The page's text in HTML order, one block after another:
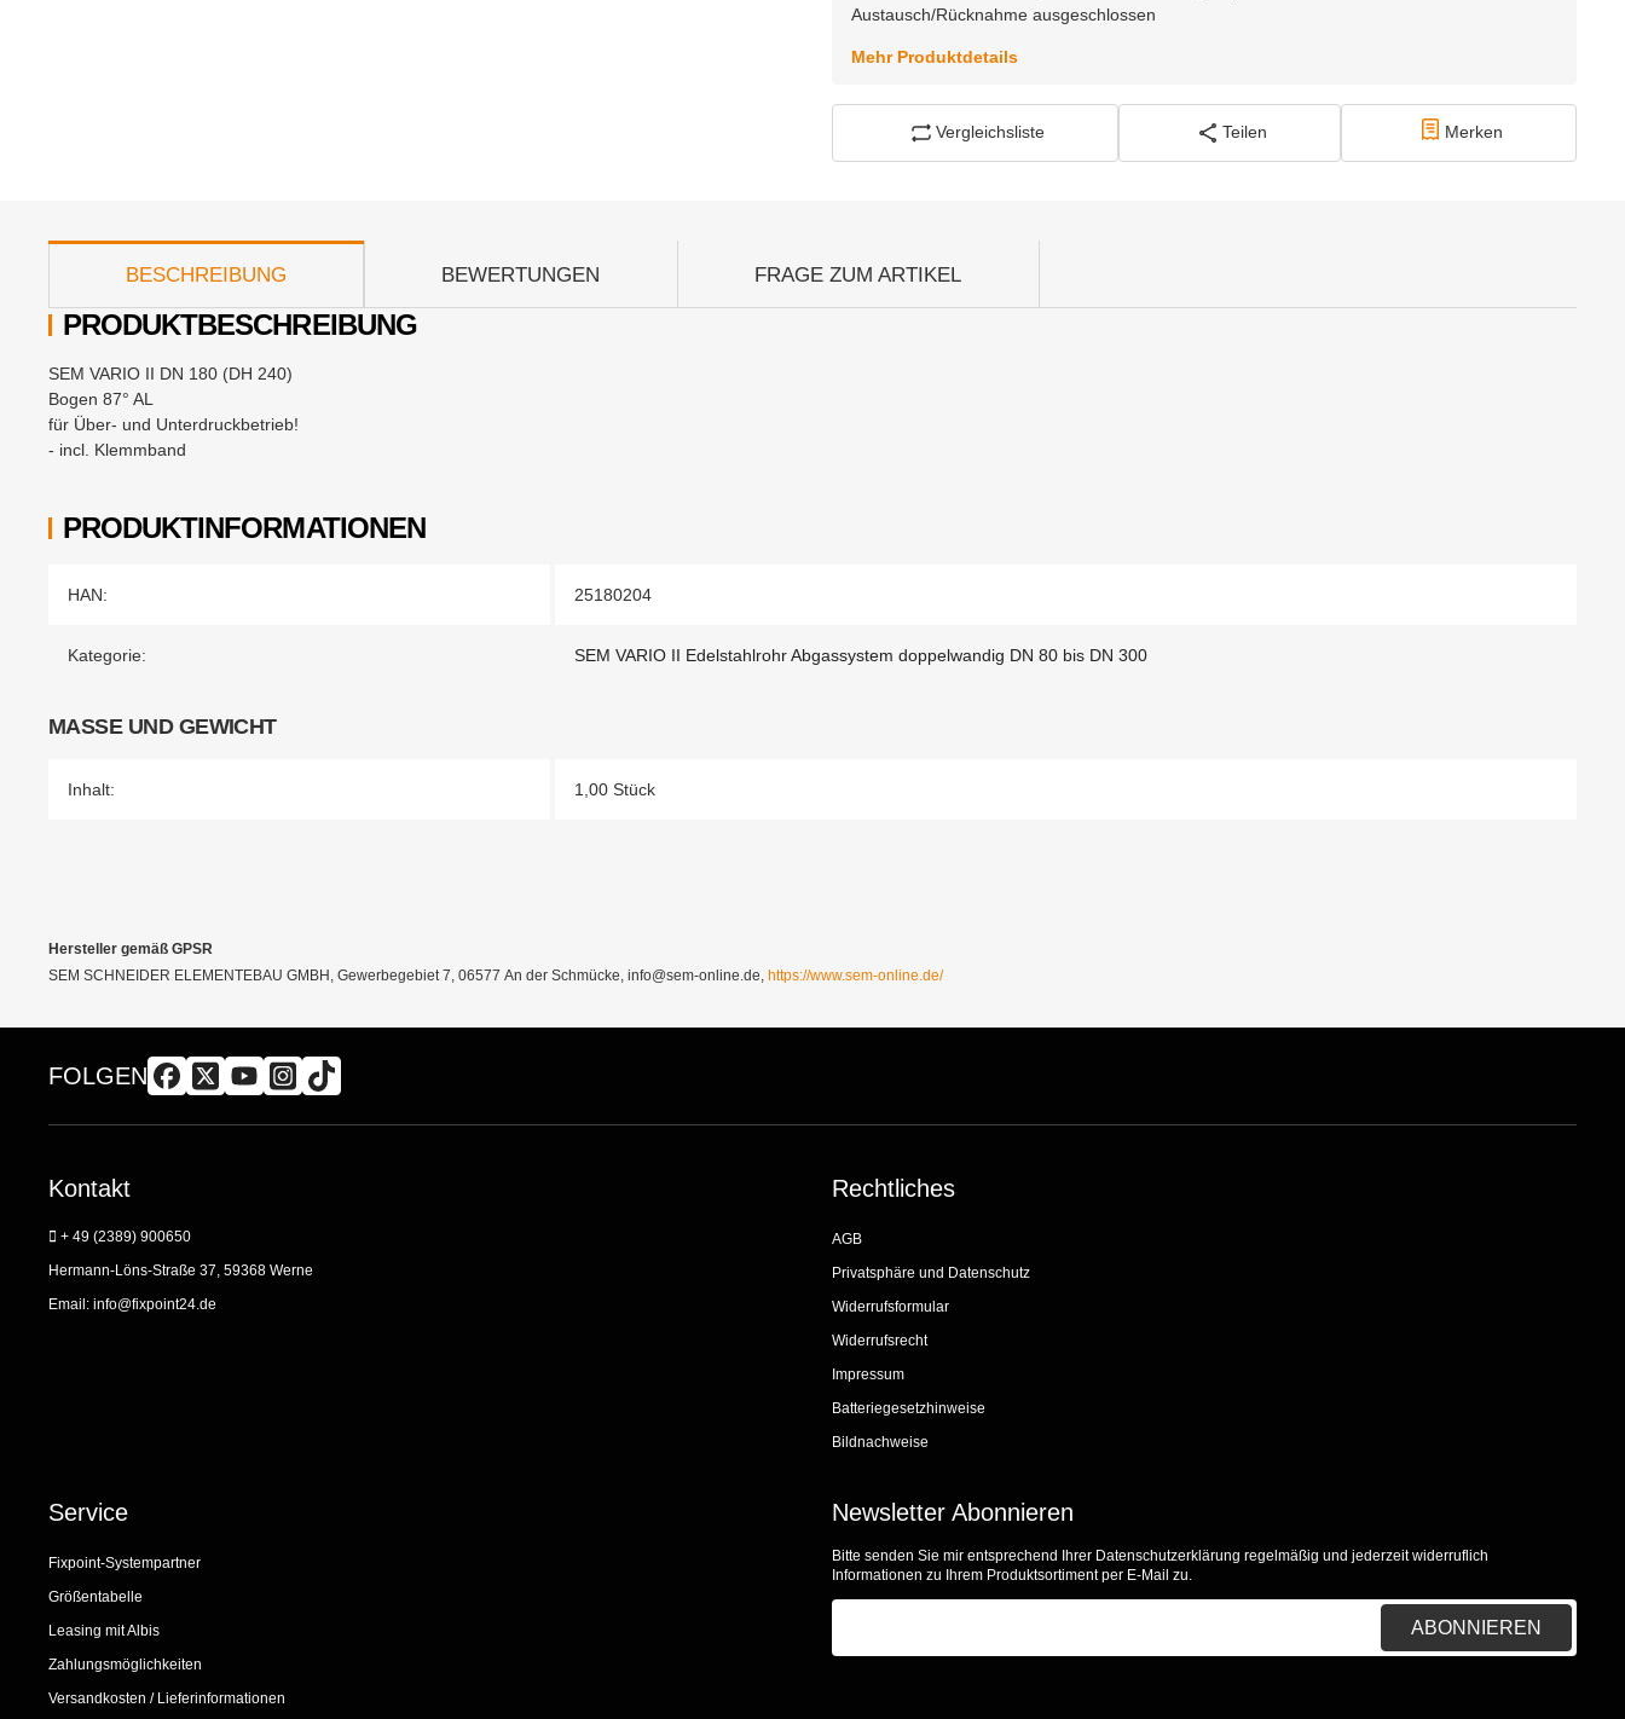
Austausch/Rücknahme ausgeschlossen
Mehr Produktdetails
Vergleichsliste Teilen Merken
weitere Registerkarten anzeigen
BESCHREIBUNG BEWERTUNGEN FRAGE ZUM ARTIKEL
PRODUKTINFORMATIONEN
Produkteigenschaft
Wert
HAN: 25180204
Kategorie: SEM VARIO II Edelstahlrohr Abgassystem doppelwandig DN 80 bis DN 300
MASSE UND GEWICHT
Inhalt: 1,00 Stück
PRODUKTBESCHREIBUNG
SEM VARIO II DN 180 (DH 240)
Bogen 87° AL
für Über- und Unterdruckbetrieb!
- incl. Klemmband
Hersteller gemäß GPSR
SEM SCHNEIDER ELEMENTEBAU GMBH, Gewerbegebiet 7, 06577 An der Schmücke, info@sem-online.de, https://www.sem-online.de/
FOLGEN
Kontakt
+ 49 (2389) 900650
Hermann-Löns-Straße 37, 59368 Werne
Email: info@fixpoint24.de
Rechtliches
AGB
Privatsphäre und Datenschutz
Widerrufsformular
Widerrufsrecht
Impressum
Batteriegesetzhinweise
Bildnachweise
Service
Fixpoint-Systempartner
Größentabelle
Leasing mit Albis
Zahlungsmöglichkeiten
Versandkosten / Lieferinformationen
Newsletter Abonnieren
Bitte senden Sie mir entsprechend Ihrer Datenschutzerklärung regelmäßig und jederzeit widerruflich
Informationen zu Ihrem Produktsortiment per E-Mail zu.
ABONNIEREN